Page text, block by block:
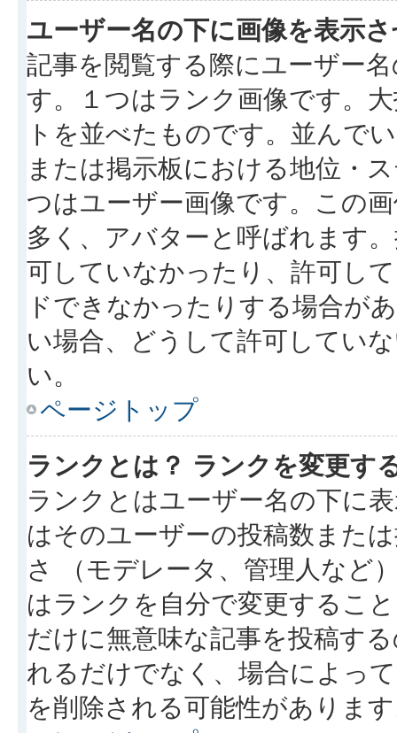
ユーザー名の下に画像を表示
記事を閲覧する際にユーザー
す。１つはランク画像です。
トを並べたものです。並んで
または掲示板における地位・
つはユーザー画像です。この
多く、アバターと呼ばれます
可していなかったり、許可し
ドできなかったりする場合が
い場合、どうして許可してい
い。
ページトップ
ランクとは？ ランクを変更す
ランクとはユーザー名の下に
はそのユーザーの投稿数また
さ （モデレータ、管理人など
はランクを自分で変更するこ
だけに無意味な記事を投稿す
れるだけでなく、場合によっ
を削除される可能性がありま